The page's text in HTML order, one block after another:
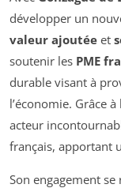
développer un
valeur ajoutée et
soutenir les PME
durable visant à
l’économie. Grâce
acteur
français, apportant
Son engagement